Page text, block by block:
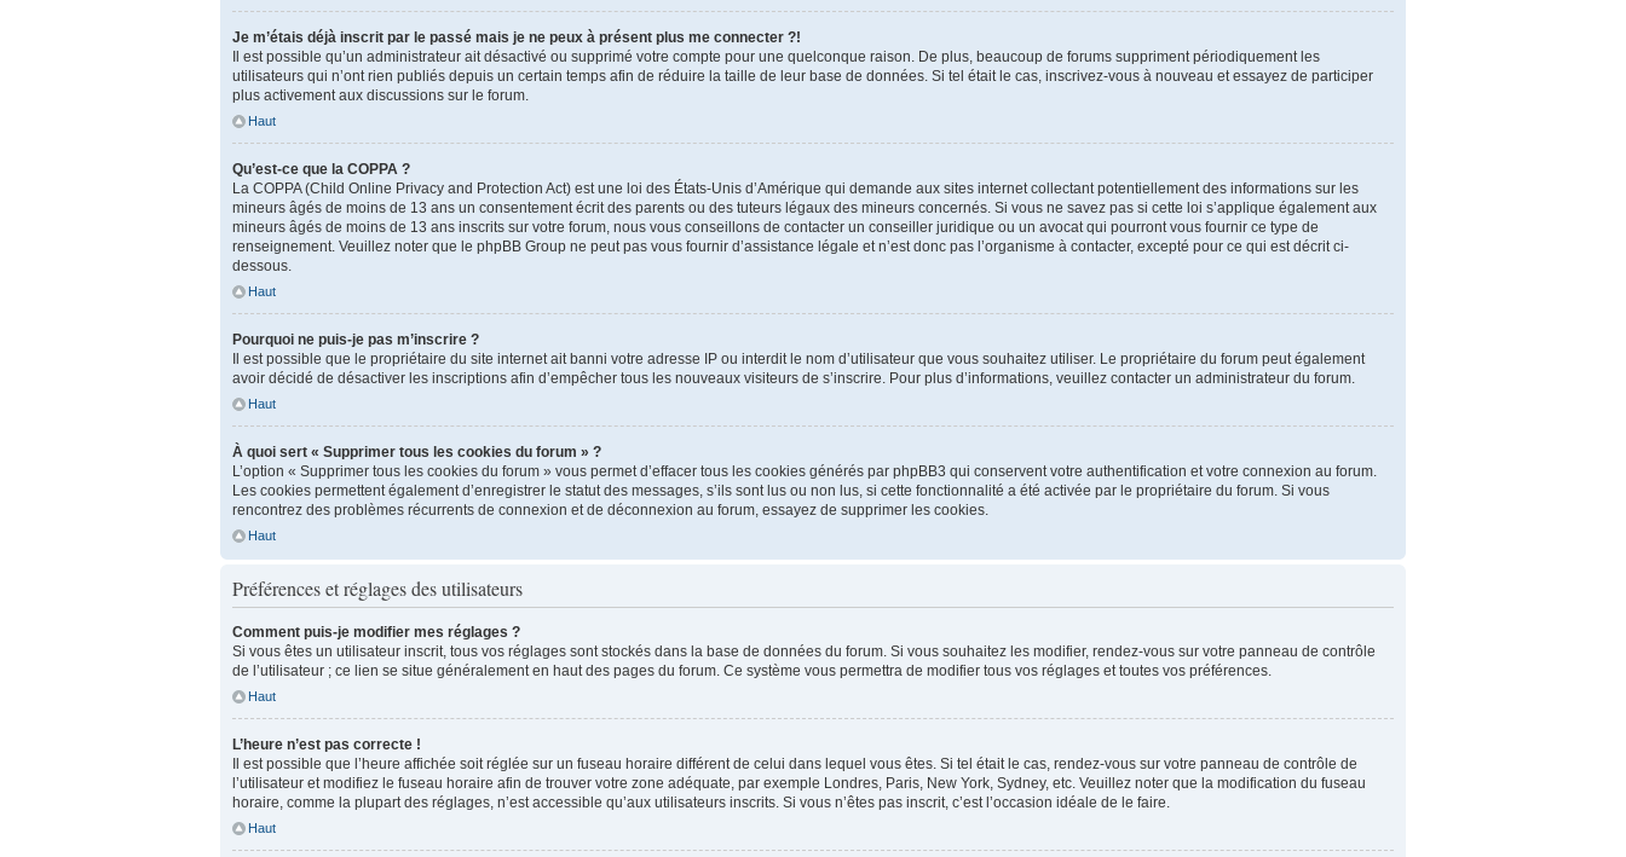
Je m’étais déjà inscrit par le passé mais je ne peux à présent plus me connecter ?!
Il est possible qu’un administrateur ait désactivé ou supprimé votre compte pour une quelconque raison. De plus, beaucoup de forums suppriment périodiquement les
utilisateurs qui n’ont rien publiés depuis un certain temps afin de réduire la taille de leur base de données. Si tel était le cas, inscrivez-vous à nouveau et essayez de participer
plus activement aux discussions sur le forum.
Haut
Qu’est-ce que la COPPA ?
La COPPA (Child Online Privacy and Protection Act) est une loi des États-Unis d’Amérique qui demande aux sites internet collectant potentiellement des informations sur les
mineurs âgés de moins de 13 ans un consentement écrit des parents ou des tuteurs légaux des mineurs concernés. Si vous ne savez pas si cette loi s’applique également aux
mineurs âgés de moins de 13 ans inscrits sur votre forum, nous vous conseillons de contacter un conseiller juridique ou un avocat qui pourront vous fournir ce type de
renseignement. Veuillez noter que le phpBB Group ne peut pas vous fournir d’assistance légale et n’est donc pas l’organisme à contacter, excepté pour ce qui est décrit ci-
dessous.
Haut
Pourquoi ne puis-je pas m’inscrire ?
Il est possible que le propriétaire du site internet ait banni votre adresse IP ou interdit le nom d’utilisateur que vous souhaitez utiliser. Le propriétaire du forum peut également
avoir décidé de désactiver les inscriptions afin d’empêcher tous les nouveaux visiteurs de s’inscrire. Pour plus d’informations, veuillez contacter un administrateur du forum.
Haut
À quoi sert « Supprimer tous les cookies du forum » ?
L’option « Supprimer tous les cookies du forum » vous permet d’effacer tous les cookies générés par phpBB3 qui conservent votre authentification et votre connexion au forum.
Les cookies permettent également d’enregistrer le statut des messages, s’ils sont lus ou non lus, si cette fonctionnalité a été activée par le propriétaire du forum. Si vous
rencontrez des problèmes récurrents de connexion et de déconnexion au forum, essayez de supprimer les cookies.
Haut
Préférences et réglages des utilisateurs
Comment puis-je modifier mes réglages ?
Si vous êtes un utilisateur inscrit, tous vos réglages sont stockés dans la base de données du forum. Si vous souhaitez les modifier, rendez-vous sur votre panneau de contrôle
de l’utilisateur ; ce lien se situe généralement en haut des pages du forum. Ce système vous permettra de modifier tous vos réglages et toutes vos préférences.
Haut
L’heure n’est pas correcte !
Il est possible que l’heure affichée soit réglée sur un fuseau horaire différent de celui dans lequel vous êtes. Si tel était le cas, rendez-vous sur votre panneau de contrôle de
l’utilisateur et modifiez le fuseau horaire afin de trouver votre zone adéquate, par exemple Londres, Paris, New York, Sydney, etc. Veuillez noter que la modification du fuseau
horaire, comme la plupart des réglages, n’est accessible qu’aux utilisateurs inscrits. Si vous n’êtes pas inscrit, c’est l’occasion idéale de le faire.
Haut